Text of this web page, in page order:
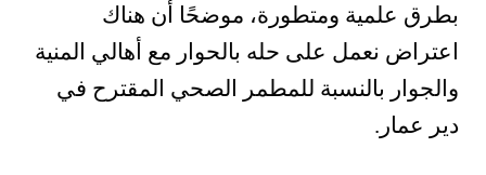
بطرق علمية ومتطورة، موضحًا أن هناك
اعتراض نعمل على حله بالحوار مع أهالي المنية
والجوار بالنسبة للمطمر الصحي المقترح في
دير عمار.